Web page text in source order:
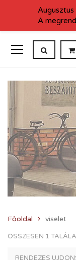
Főoldal viselet
ÖSSZESEN 1
A